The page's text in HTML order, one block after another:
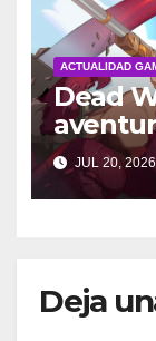
ACTUALIDAD
Dead
JUL 20, 2026
Deja